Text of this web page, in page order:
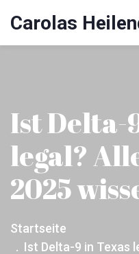
Carolas
Ist Delta-
legal?
2025
Startseite
Ist Delta-9 in Texas